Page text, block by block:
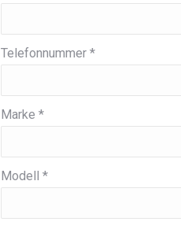
Telefonnummer *
Marke *
Modell *